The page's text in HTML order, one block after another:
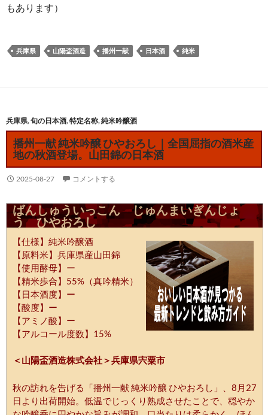
もあります）
兵庫県 山陽盃酒造 播州一献 日本酒 純米
兵庫県,旬の日本酒,特定名称,純米吟醸酒
播州一献 純米吟醸 ひやおろし｜全国屈指の酒米産
地の秋酒登場。山田錦の日本酒
2025-08-27 コメントする
ばんしゅういっこん じゅんまいぎんじょ
う ひやおろし
【仕様】純米吟醸酒
【原料米】兵庫県産山田錦
【使用酵母】ー
【精米歩合】55%（真吟精米）
【日本酒度】ー
【酸度】ー
【アミノ酸】ー
【アルコール度数】15%
＜山陽盃酒造株式会社＞兵庫県宍粟市
秋の訪れを告げる「播州一献 純米吟醸 ひやおろし」、8月27
日より出荷開始。低温でじっくり熟成させたことで、穏やか